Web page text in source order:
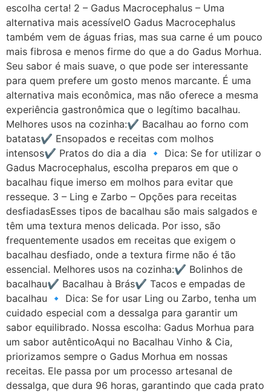
escolha certa! 2 – Gadus Macrocephalus – Uma
alternativa mais acessívelO Gadus Macrocephalus
também vem de águas frias, mas sua carne é um pouco
mais fibrosa e menos firme do que a do Gadus Morhua.
Seu sabor é mais suave, o que pode ser interessante
para quem prefere um gosto menos marcante. É uma
alternativa mais econômica, mas não oferece a mesma
experiência gastronômica que o legítimo bacalhau.
Melhores usos na cozinha:✔ Bacalhau ao forno com
batatas✔ Ensopados e receitas com molhos
intensos✔ Pratos do dia a dia 🔹 Dica: Se for utilizar o
Gadus Macrocephalus, escolha preparos em que o
bacalhau fique imerso em molhos para evitar que
resseque. 3 – Ling e Zarbo – Opções para receitas
desfiadasEsses tipos de bacalhau são mais salgados e
têm uma textura menos delicada. Por isso, são
frequentemente usados em receitas que exigem o
bacalhau desfiado, onde a textura firme não é tão
essencial. Melhores usos na cozinha:✔ Bolinhos de
bacalhau✔ Bacalhau à Brás✔ Tacos e empadas de
bacalhau 🔹 Dica: Se for usar Ling ou Zarbo, tenha um
cuidado especial com a dessalga para garantir um
sabor equilibrado. Nossa escolha: Gadus Morhua para
um sabor autênticoAqui no Bacalhau Vinho & Cia,
priorizamos sempre o Gadus Morhua em nossas
receitas. Ele passa por um processo artesanal de
dessalga, que dura 96 horas, garantindo que cada prato